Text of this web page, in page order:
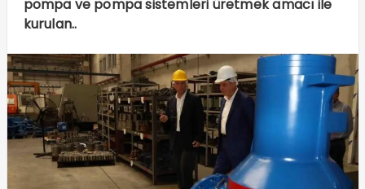
pompa ve pompa sistemleri üretmek amacı ile
kurulan..